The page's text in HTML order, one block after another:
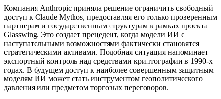
Компания Anthropic приняла решение ограничить свободный
доступ к Claude Mythos, предоставляя его только проверенным
партнерам и государственным структурам в рамках проекта
Glasswing. Это создает прецедент, когда модели ИИ с
наступательными возможностями фактически становятся
стратегическими активами. Подобная ситуация напоминает
экспортный контроль над средствами криптографии в 1990-х
годах. В будущем доступ к наиболее совершенным защитным
моделям ИИ может стать инструментом геополитического
давления или предметом торговых переговоров.